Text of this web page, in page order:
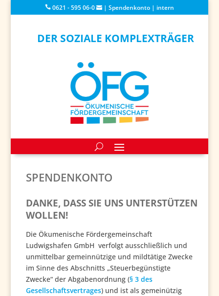
0621 - 595 06-0 | Spendenkonto| intern
DER SOZIALE KOMPLEXTRÄGER
SPENDENKONTO
DANKE, DASS SIE UNS UNTERSTÜTZEN
WOLLEN!
Die Ökumenische Fördergemeinschaft
Ludwigshafen GmbH verfolgt ausschließlich und
unmittelbar gemeinnützige und mildtätige Zwecke
im Sinne des Abschnitts „Steuerbegünstigte
Zwecke“ der Abgabenordnung (§ 3 des
Gesellschaftsvertrages) und ist als gemeinützig